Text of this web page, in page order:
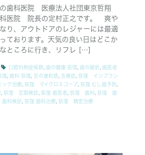
歯科医院 医療法人社団東京哲翔
医院 院長の定村正之です。 爽や
り、アウトドアのレジャーには最適
ております。天気の良い日はどこか
ところに行き、リフレ […]
口腔灼熱症候群 歯の健康 荻窪 歯の破折 歯医者
窪 歯科 荻窪 舌の違和感 舌痛症
荻窪 インプラン
ク治療 荻窪 マイクロスコープ 荻窪 むし歯予防
荻窪 定期検診 荻窪 歯医者 荻窪 歯科 荻窪 歯
科検診 荻窪 歯科治療 荻窪 精密治療